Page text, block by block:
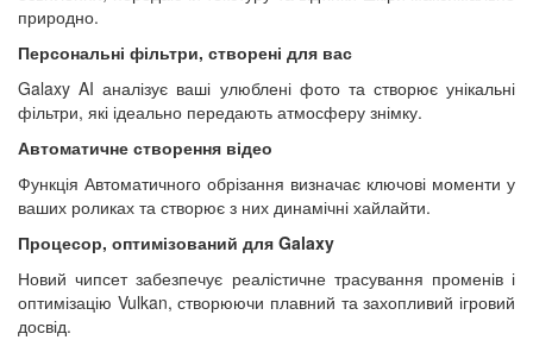
природно.
Персональні фільтри, створені для вас
Galaxy AI аналізує ваші улюблені фото та створює унікальні
фільтри, які ідеально передають атмосферу знімку.
Автоматичне створення відео
Функція Автоматичного обрізання визначає ключові моменти у
ваших роликах та створює з них динамічні хайлайти.
Процесор, оптимізований для Galaxy
Новий чипсет забезпечує реалістичне трасування променів і
оптимізацію Vulkan, створюючи плавний та захопливий ігровий
досвід.